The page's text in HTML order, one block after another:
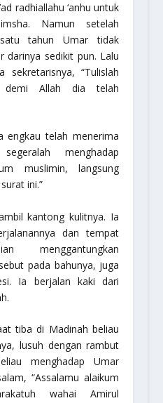
radhiallahu ‘anhu untuk
. Namun setelah
tahun Umar tidak
darinya sedikit pun. Lalu
sekretarisnya, “Tulislah
Allah dia telah
engkau telah menerima
menghadap
muslimin, langsung
ini.”
kantong kulitnya. Ia
dan tempat
menggantungkan
pada bahunya, juga
Ia berjalan kaki dari
tiba di Madinah beliau
lusuh dengan rambut
menghadap Umar
“Assalamu alaikum
wahai Amirul